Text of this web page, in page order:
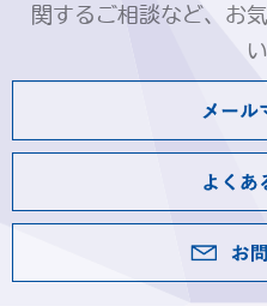
関するご相談など、お